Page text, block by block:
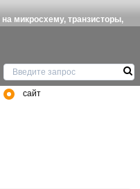
микросхему, транзисторы,
сайт